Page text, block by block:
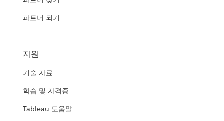
파트너 되기
지원
기술 자료
학습 및 자격증
Tableau 도움말